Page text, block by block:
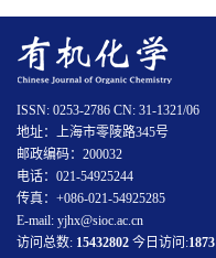
ISSN: 0253-2786 CN: 31-1321/06
地址：上海市零陵路345号
邮政编码：200032
电话：021-54925244
传真：+086-021-54925285
E-mail: yjhx@sioc.ac.cn
访问总数: 15432802 今日访问:1873